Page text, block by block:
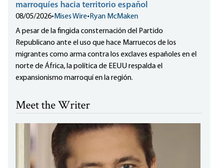
marroquíes hacia territorio español
08/05/2026• Mises Wire• Ryan McMaken
A pesar de la fingida consternación del Partido
Republicano ante el uso que hace Marruecos de los
migrantes como arma contra los exclaves españoles en el
norte de África, la política de EEUU respalda el
expansionismo marroquí en la región.
Meet the Writer